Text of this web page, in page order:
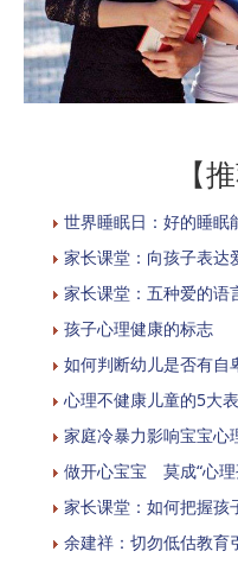
【
世界睡眠日：好的睡眠
家长课堂：向孩子表达
家长课堂：五种爱的语
孩子心理健康的标志
如何判断幼儿是否有自
心理不健康儿童的5大
家庭冷暴力影响宝宝心
做开心宝宝 莫成“心理
家长课堂：如何把握孩
余建祥：切勿低估教育